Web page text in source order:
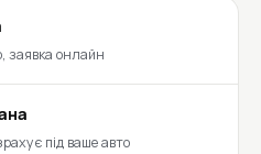
заявка онлайн
під ваше авто